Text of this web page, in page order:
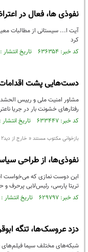
نفوذی ها، فعال در
آیت ا... سیستانی از مطالبات
کرد
کد خبر: ۶۳۶۳۵۴ تاریخ انتشار : ۱۳۹۸/۰۸/۰۴
دست‌هایی پشت اقدامات
مشاور امنیت ملی و رییس
رفتارهای خشونت بار در جریا
کد خبر: ۶۳۳۴۴۷ تاریخ انتشار : ۱۳۹۸/۰۷/۱۶
بازخوانی مکتوب مستند « خارج از دید۲ »
نفوذی‌ها، از طراحی
این دوست نمازی که می‌خواست
تریتا پارسی، رئیس‌لابی پرحرف و
کد خبر: ۶۲۹۷۹۷ تاریخ انتشار : ۱۳۹۸/۰۶/۲۷
دزد عروسک‌ها، تنگه
شبکه‌های مختلف سیما فیلم‌های